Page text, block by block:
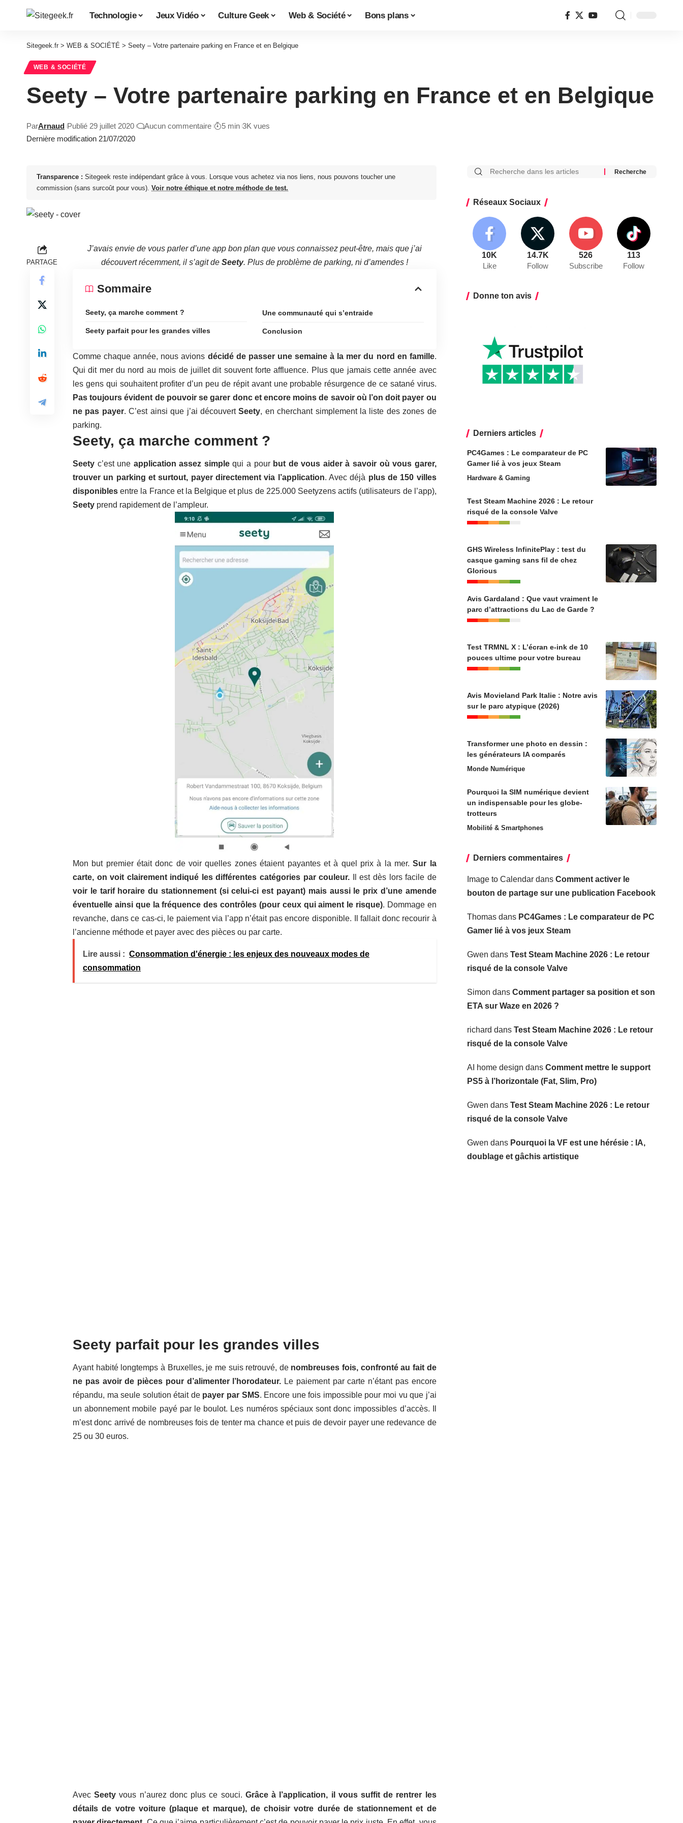
Technologie Jeux Vidéo Culture Geek Web & Société Bons plans
Sitegeek.fr > WEB & SOCIÉTÉ > Seety – Votre partenaire parking en France et en Belgique
WEB & SOCIÉTÉ
Seety – Votre partenaire parking en France et en Belgique
Dernière modification 21/07/2020
ParArnaud Publié 29 juillet 2020 Aucun commentaire 5 min 3K vues
Transparence : Sitegeek reste indépendant grâce à vous. Lorsque vous achetez via nos liens, nous pouvons toucher une
commission (sans surcoût pour vous). Voir notre éthique et notre méthode de test.
PARTAGE
J’avais envie de vous parler d’une app bon plan que vous connaissez peut-être, mais que j’ai
découvert récemment, il s’agit de Seety. Plus de problème de parking, ni d’amendes !
Sommaire
Seety, ça marche comment ?
Seety parfait pour les grandes villes
Une communauté qui s’entraide
Conclusion
Comme chaque année, nous avions décidé de passer une semaine à la mer du nord en famille.
Qui dit mer du nord au mois de juillet dit souvent forte affluence. Plus que jamais cette année avec
les gens qui souhaitent profiter d’un peu de répit avant une probable résurgence de ce satané virus.
Pas toujours évident de pouvoir se garer donc et encore moins de savoir où l’on doit payer ou
ne pas payer. C’est ainsi que j’ai découvertSeety, en cherchant simplement la liste des zones de
parking.
Seety, ça marche comment ?
Seety c’est une application assez simplequi a pour but de vous aider à savoir où vous garer,
trouver un parking et surtout, payer directement via l’application. Avec déjà plus de 150 villes
disponibles entre la France et la Belgique et plus de 225.000 Seetyzens actifs (utilisateurs de l’app),
Seety prend rapidement de l’ampleur.
Mon but premier était donc de voir quelles zones étaient payantes et à quel prix à la mer.Sur la
carte, on voit clairement indiqué les différentes catégories par couleur. Il est dès lors facile de
voir le tarif horaire du stationnement (si celui-ci est payant) mais aussi le prix d’une amende
éventuelle ainsi que la fréquence des contrôles (pour ceux qui aiment le risque). Dommage en
revanche, dans ce cas-ci, le paiement via l’app n’était pas encore disponible. Il fallait donc recourir à
l’ancienne méthode et payer avec des pièces ou par carte.
Lire aussi : Consommation d'énergie : les enjeux des nouveaux modes de
consommation
Seety parfait pour les grandes villes
Ayant habité longtemps à Bruxelles, je me suis retrouvé, de nombreuses fois, confronté au fait de
ne pas avoir de pièces pour d’alimenter l’horodateur. Le paiement par carte n’étant pas encore
répandu, ma seule solution était de payer par SMS. Encore une fois impossible pour moi vu que j’ai
un abonnement mobile payé par le boulot. Les numéros spéciaux sont donc impossibles d’accès. Il
m’est donc arrivé de nombreuses fois de tenter ma chance et puis de devoir payer une redevance de
25 ou 30 euros.
AvecSeety vous n’aurez donc plus ce souci. Grâce à l’application, il vous suffit de rentrer les
détails de votre voiture (plaque et marque), de choisir votre durée de stationnement et de
Réseaux Sociaux
10K
Like
14.7K
Follow
526
Subscribe
113
Follow
Donne ton avis
Derniers articles
PC4Games : Le comparateur de PC
Gamer lié à vos jeux Steam
Hardware & Gaming
Test Steam Machine 2026 : Le retour
risqué de la console Valve
GHS Wireless InfinitePlay : test du
casque gaming sans fil de chez
Glorious
Avis Gardaland : Que vaut vraiment le
parc d’attractions du Lac de Garde ?
Test TRMNL X : L’écran e-ink de 10
pouces ultime pour votre bureau
Avis Movieland Park Italie : Notre avis
sur le parc atypique (2026)
Transformer une photo en dessin :
les générateurs IA comparés
Monde Numérique
Pourquoi la SIM numérique devient
un indispensable pour les globe-
trotteurs
Mobilité & Smartphones
Derniers commentaires
Image to Calendardans Comment activer le
bouton de partage sur une publication Facebook
Thomasdans PC4Games : Le comparateur de PC
Gamer lié à vos jeux Steam
Gwen dans Test Steam Machine 2026 : Le retour
risqué de la console Valve
Simon dans Comment partager sa position et son
ETA sur Waze en 2026 ?
richard dans Test Steam Machine 2026 : Le retour
risqué de la console Valve
AI home design dans Comment mettre le support
PS5 à l’horizontale (Fat, Slim, Pro)
Gwen dans Test Steam Machine 2026 : Le retour
risqué de la console Valve
Gwen dans Pourquoi la VF est une hérésie : IA,
doublage et gâchis artistique